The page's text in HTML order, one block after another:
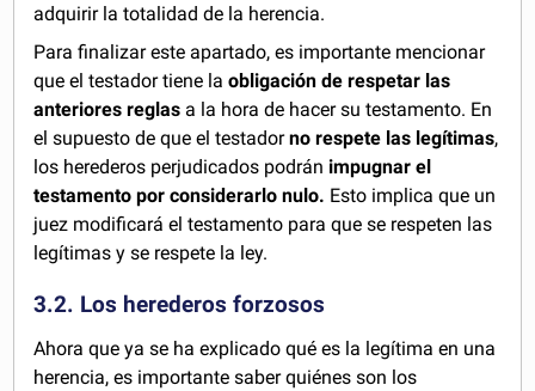
adquirir la totalidad de la herencia.
Para finalizar este apartado, es importante mencionar
que el testador tiene laobligación de respetar las
anteriores reglas a la hora de hacer su testamento. En
el supuesto de que el testadorno respete las legítimas,
los herederos perjudicados podrán impugnar el
testamento por considerarlo nulo. Esto implica que un
juez modificará el testamento para que se respeten las
legítimas y se respete la ley.
3.2. Los herederos forzosos
Ahora que ya se ha explicado qué es la legítima en una
herencia, es importante saber quiénes son los